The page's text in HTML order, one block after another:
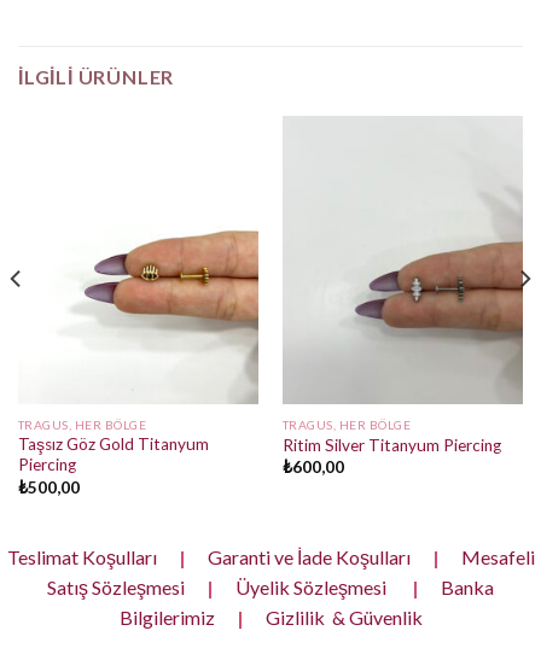
İLGILI ÜRÜNLER
TRAGUS, HER BÖLGE
Taşsız Göz Gold Titanyum
Piercing
₺500,00
TRAGUS, HER BÖLGE
Ritim Silver Titanyum Piercing
₺600,00
Teslimat Koşulları | Garanti ve İade Koşulları |
Mesafeli
Satış Sözleşmesi
| Üyelik Sözleşmesi |
Banka
Bilgilerimiz
| Gizlilik & Güvenlik